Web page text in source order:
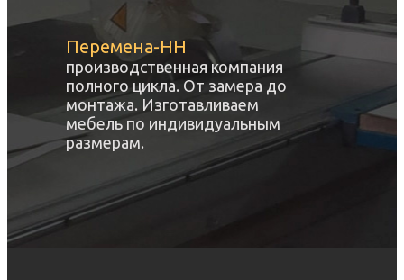
Перемена-НН
производственная компания
полного цикла. От замера до
монтажа. Изготавливаем
мебель по индивидуальным
размерам.